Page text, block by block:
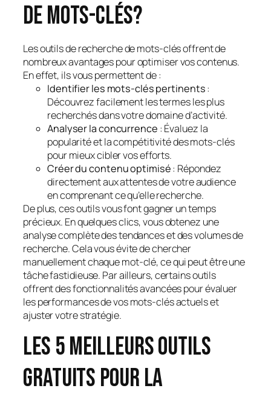
de mots-clés?
Les outils de recherche de mots-clés offrent de
nombreux avantages pour optimiser vos contenus.
En effet, ils vous permettent de :
Identifier les mots-clés pertinents:
Découvrez facilement les termes les plus
recherchés dans votre domaine d’activité.
Analyser la concurrence : Évaluez la
popularité et la compétitivité des mots-clés
pour mieux cibler vos efforts.
Créer du contenu optimisé: Répondez
directement aux attentes de votre audience
en comprenant ce qu’elle recherche.
De plus, ces outils vous font gagner un temps
précieux. En quelques clics, vous obtenez une
analyse complète des tendances et des volumes de
recherche. Cela vous évite de chercher
manuellement chaque mot-clé, ce qui peut être une
tâche fastidieuse. Par ailleurs, certains outils
offrent des fonctionnalités avancées pour évaluer
les performances de vos mots-clés actuels et
ajuster votre stratégie.
Les 5 meilleurs outils
gratuits pour la